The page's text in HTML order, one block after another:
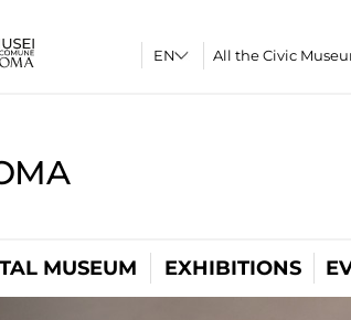
All the Civic
MUSEUM EXHIBITIONS